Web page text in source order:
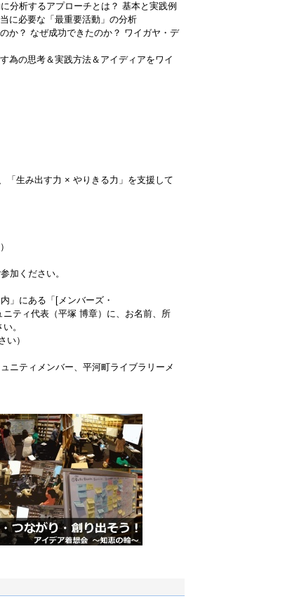
分析するアプローチとは？ 基本と実践例
に必要な「最重要活動」の分析
か？ なぜ成功できたのか？ ワイガヤ・デ
為の思考＆実践方法＆アイディアをワイ
「生み出す力 × やりきる力」を支援して
加ください。
」にある「[メンバーズ・
ティ代表（平塚 博章）に、お名前、所
。
い）
ニティメンバー、平河町ライブラリーメ